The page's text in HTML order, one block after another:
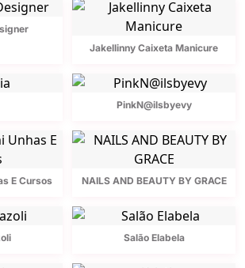
Jakellinny Caixeta Manicure
PinkN@ilsbyevy
E Cursos NAILS AND BEAUTY BY GRACE
Salão Elabela